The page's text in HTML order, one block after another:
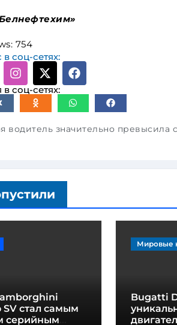
754
в соц-сетях:
соц-сетях:
SV стал самым
серийным
Мировые
Bugatti